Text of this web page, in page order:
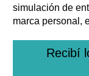
simulación de
marca personal,
Recibí